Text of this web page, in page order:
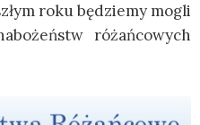
roku będziemy mogli
różańcowych